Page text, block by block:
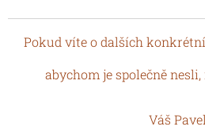
Pokud víte o dalších
abychom je společně
Váš Pavel